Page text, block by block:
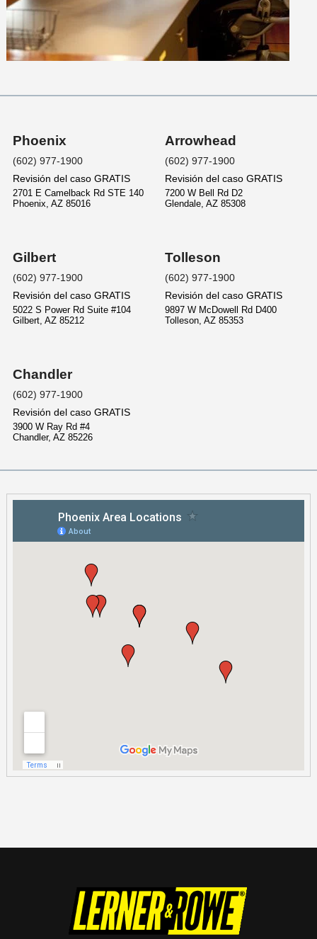
Phoenix
(602) 977-1900
Revisión del caso GRATIS
2701 E Camelback Rd STE 140
Phoenix AZ 85016
Arrowhead
(602) 977-1900
Revisión del caso GRATIS
7200 W Bell Rd D2
Glendale, AZ 85308
Gilbert
(602) 977-1900
Revisión del caso GRATIS
5022 S Power Rd Suite #104
Gilbert, AZ 85212
Tolleson
(602) 977-1900
Revisión del caso GRATIS
9897 W McDowell Rd D400
Tolleson, AZ 85353
Chandler
(602) 977-1900
Revisión del caso GRATIS
3900 W Ray Rd #4
Chandler, AZ 85226